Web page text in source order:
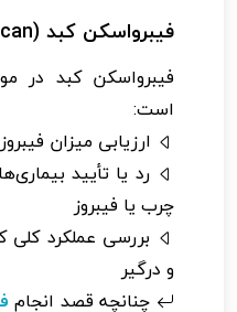
فیبرواسکن کبد (FibroScan)
فیبرواسکن کبد در
است:
ارزیابی میزان
رد یا تأیید
چرب یا فیبروز
بررسی عملکرد کلی
و درگیر
چنانچه قصد انجام